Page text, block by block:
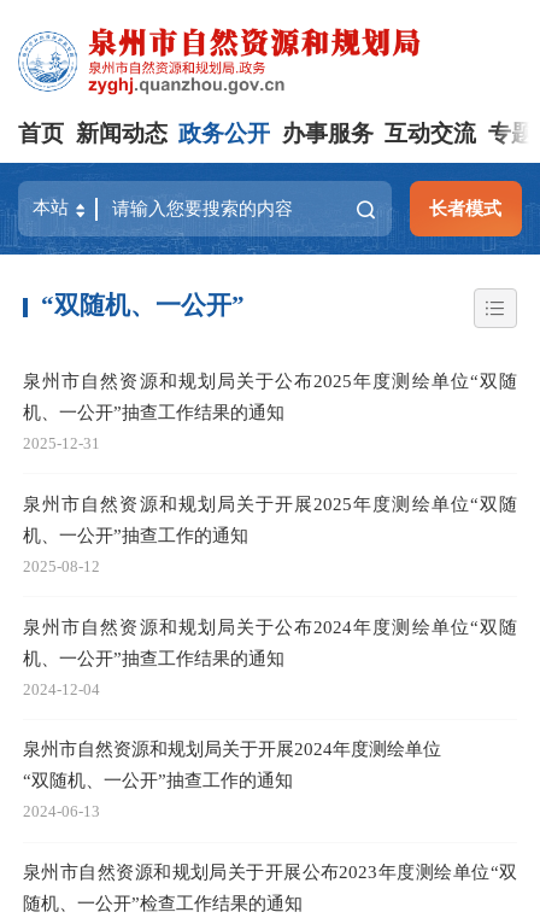
首页 新闻动态 政务公开 办事服务 互动交流 专题
长者模式
“双随机、一公开”
泉州市自然资源和规划局关于公布2025年度测绘单位“双随
机、一公开”抽查工作结果的通知
2025-12-31
泉州市自然资源和规划局关于开展2025年度测绘单位“双随
机、一公开”抽查工作的通知
2025-08-12
泉州市自然资源和规划局关于公布2024年度测绘单位“双随
机、一公开”抽查工作结果的通知
2024-12-04
泉州市自然资源和规划局关于开展2024年度测绘单位
“双随机、一公开”抽查工作的通知
2024-06-13
泉州市自然资源和规划局关于开展公布2023年度测绘单位“双
随机、一公开”检查工作结果的通知